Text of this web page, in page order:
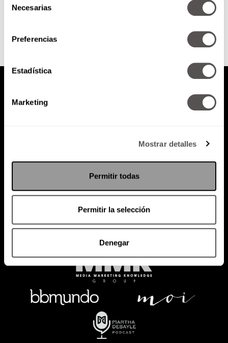
Necesarias
Preferencias
Estadística
Marketing
Mostrar detalles
Permitir todas
Permitir la selección
Denegar
Política de Privacidad
PODCAST RADIO MARTHA EVENTOS
SACA TU ID